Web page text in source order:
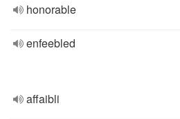
honorable
enfeebled
affaibli